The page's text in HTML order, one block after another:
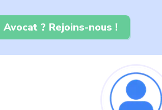
Avocat ? Rejoins-nous !